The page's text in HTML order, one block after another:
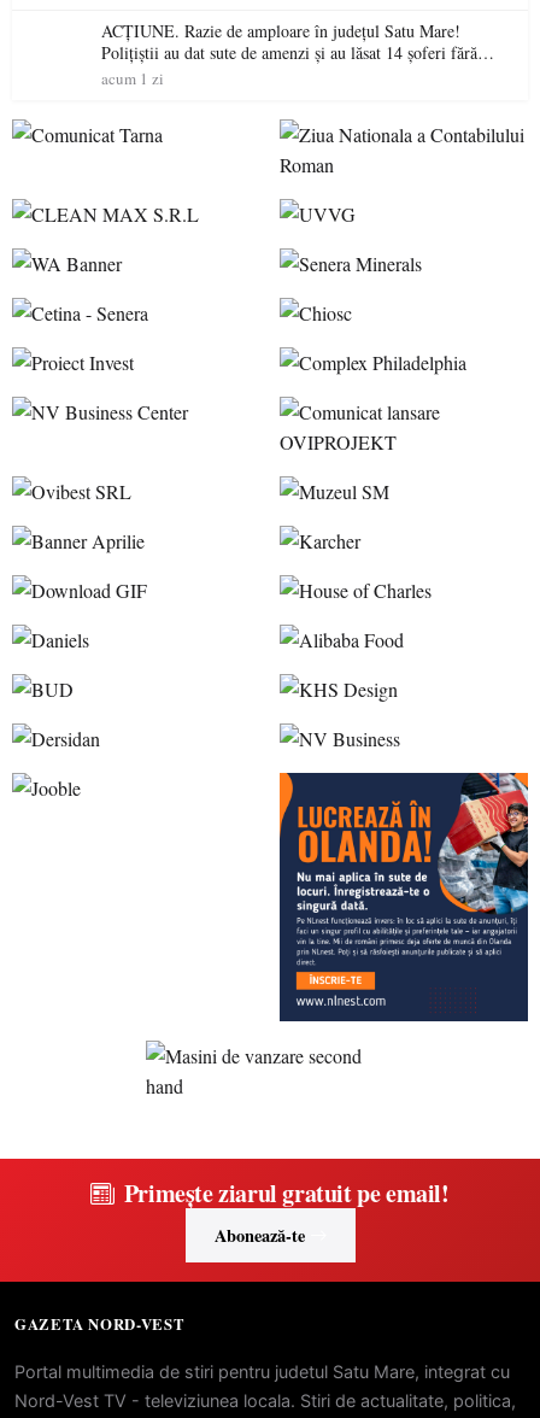
ACȚIUNE. Razie de amploare în județul Satu Mare!
Polițiștii au dat sute de amenzi și au lăsat 14 șoferi fără
permis într-o singură zi
acum 1 zi
Primește ziarul gratuit pe email!
Abonează-te
GAZETA NORD-VEST
Portal multimedia de stiri pentru judetul Satu Mare, integrat cu
Nord-Vest TV - televiziunea locala. Stiri de actualitate, politica,